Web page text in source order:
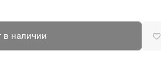
в наличии